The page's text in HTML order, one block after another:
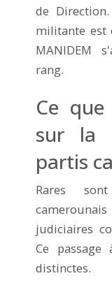
de
militante est
MANIDEM
rang.
Ce
sur la
partis
Rares
judiciaires
Ce
distinctes.